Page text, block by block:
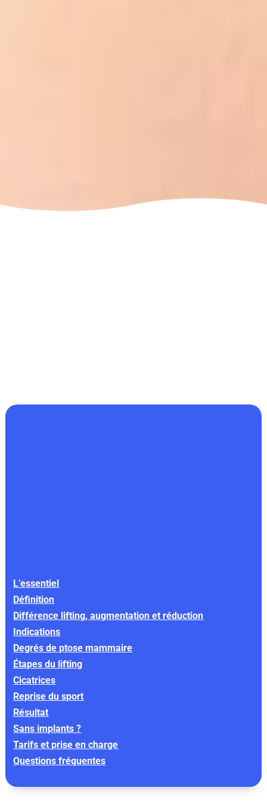
L’essentiel
Définition
Différence lifting, augmentation et réduction
Indications
Degrés de ptose mammaire
Étapes du lifting
Cicatrices
Reprise du sport
Résultat
Sans implants ?
Tarifs et prise en charge
Questions fréquentes